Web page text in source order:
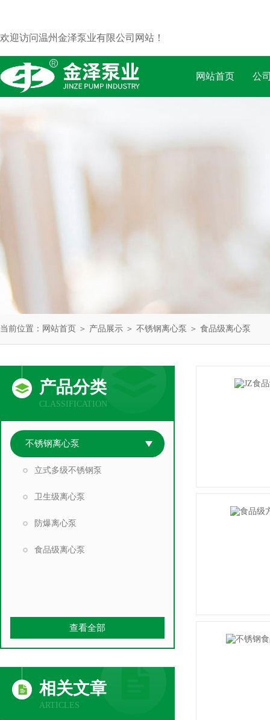
欢迎访问温州金泽泵业有限公司网站！
网站首页 公
当前位置： 网站首页 ＞ 产品展示 ＞ 不锈钢离心泵 ＞ 食品级离心泵
产品分类
CLASSIFICATION
不锈钢离心泵
立式多级不锈钢泵
卫生级离心泵
防爆离心泵
食品级离心泵
查看全部
相关文章
ARTICLES